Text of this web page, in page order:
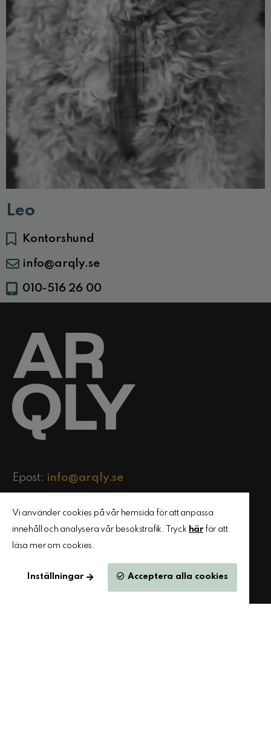
Leo
Kontorshund
info@arqly.se
010-516 26 00
Epost: info@arqly.se
Arqly Sverige AB
org.nr 556599-2251
Vi använder cookies på vår hemsida för att anpassa
innehåll och analysera vår besökstrafik. Tryck härför att
läsa mer om cookies.
Inställningar Acceptera alla cookies